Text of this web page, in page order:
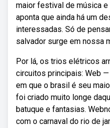
maior festival de música
aponta que ainda há um
interessadas. Só de
salvador surge em nossa
Por lá, os trios elétricos
circuitos principais: Web
em que o brasil é seu
foi criado muito longe
batuque e fantasias.
com o carnaval do rio de